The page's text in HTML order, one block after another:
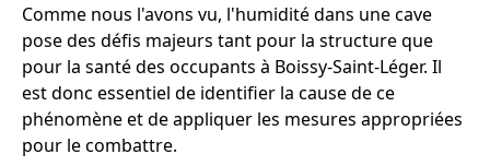
Comme nous l'avons vu, l'humidité dans une cave
pose des défis majeurs tant pour la structure que
pour la santé des occupants à Boissy-Saint-Léger. Il
est donc essentiel de identifier la cause de ce
phénomène et de appliquer les mesures appropriées
pour le combattre.